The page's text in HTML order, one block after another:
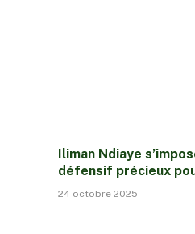
Iliman Ndiaye
défensif précieux
24 octobre 2025